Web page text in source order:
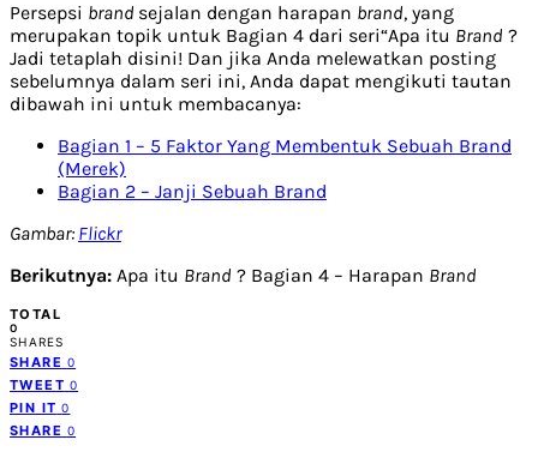
Persepsi brand sejalan dengan harapan brand, yang
merupakan topik untuk Bagian 4 dari seri“Apa itu Brand ?
Jadi tetaplah disini! Dan jika Anda melewatkan posting
sebelumnya dalam seri ini, Anda dapat mengikuti tautan
dibawah ini untuk membacanya:
Bagian 1 – 5 Faktor Yang Membentuk Sebuah Brand
(Merek)
Bagian 2 – Janji Sebuah Brand
Gambar: Flickr
Berikutnya: Apa itu Brand ? Bagian 4 – Harapan Brand
TOTAL
0
SHARES
SHARE 0
TWEET 0
PIN IT 0
SHARE 0